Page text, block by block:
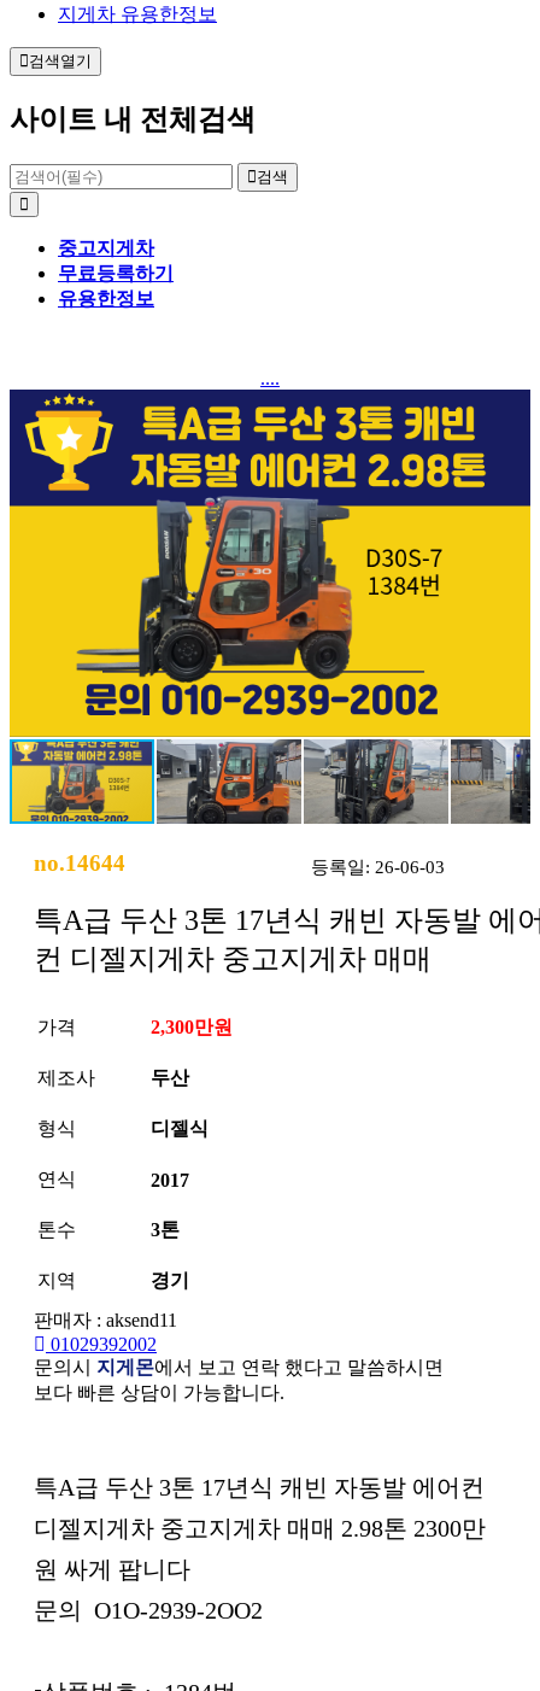
지게차 유용한정보
검색열기
사이트 내 전체검색
검색
중고지게차
무료등록하기
유용한정보
....
no.14644 등록일: 26-06-03
특A급 두산 3톤 17년식 캐빈 자동발 에
컨 디젤지게차 중고지게차 매매
가격 2,300만원
제조사 두산
형식 디젤식
연식 2017
톤수 3톤
지역
경기
판매자 : aksend11
01029392002
문의시 지게몬에서 보고 연락 했다고 말씀하시면
보다 빠른 상담이 가능합니다.
본문
특A급 두산 3톤 17년식 캐빈 자동발 에어컨
디젤지게차 중고지게차 매매 2.98톤 2300만
원 싸게 팝니다
문의 O1O-2939-2OO2